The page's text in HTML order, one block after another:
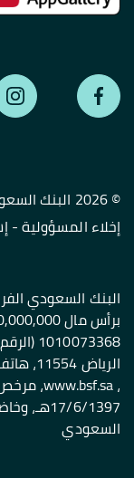
©2026 البنك السعودي الفرنسي. جميع الحقوق محفوظة.
إخلاء المسؤولية-
البنك السعودي
17/6/
السعودي